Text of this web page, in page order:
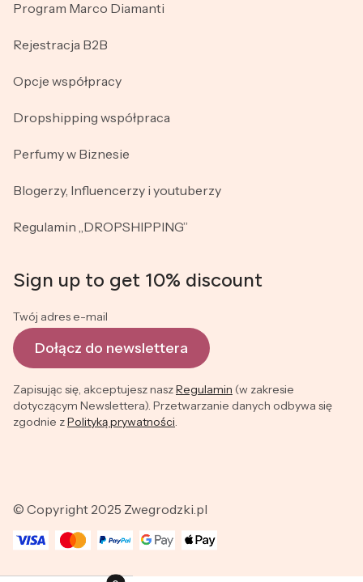
Program Marco Diamanti
Rejestracja B2B
Opcje współpracy
Dropshipping współpraca
Perfumy w Biznesie
Blogerzy, Influencerzy i youtuberzy
Regulamin „DROPSHIPPING”
Sign up to get 10% discount
Twój adres e-mail
Dołącz do newslettera
Zapisując się, akceptujesz naszRegulamin (w zakresie
dotyczącym Newslettera). Przetwarzanie danych odbywa się
zgodnie zPolityką prywatności.
© Copyright 2025 Zwegrodzki.pl